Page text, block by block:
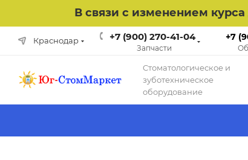
В связи с изменением
Краснодар +7 (900) 270-41-04
Запчасти
+7
Cтоматологическое и
зуботехническое
оборудование